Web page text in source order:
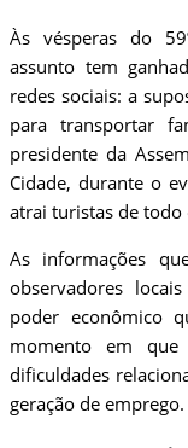
Às vésperas do
assunto tem
redes sociais: a
para transportar
presidente da
Cidade, durante o
atrai turistas de todo
As informações
observadores
poder econômico
momento em que
dificuldades
geração de emprego.